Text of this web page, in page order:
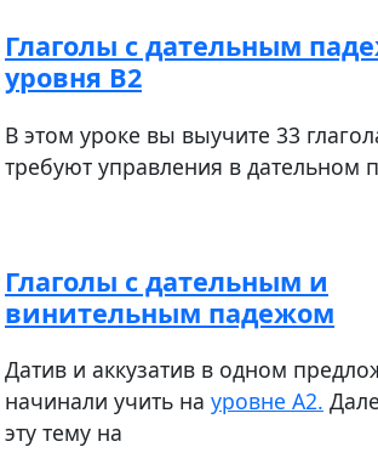
Глаголы с дательным
уровня В2
В этом уроке вы выучите 33
требуют управления в дательном
Глаголы с дательным и
винительным падежом
​​​​​​Датив и аккузатив в одном
начинали учить на уровне А2.
эту тему на